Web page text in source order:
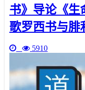
书》导论《
歌罗西书与腓
5910